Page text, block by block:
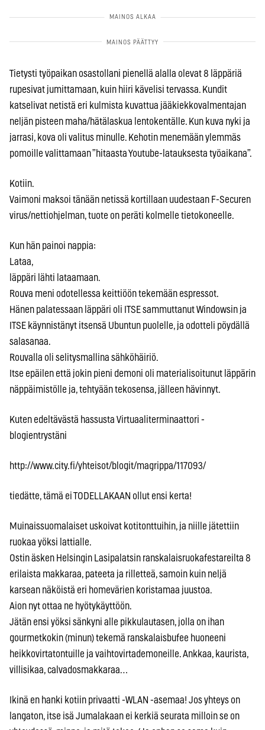
Tietysti työpaikan osastollani pienellä alalla olevat 8 läppäriä
rupesivat jumittamaan, kuin hiiri kävelisi tervassa. Kundit
katselivat netistä eri kulmista kuvattua jääkiekkovalmentajan
neljän pisteen maha/hätälaskua lentokentälle. Kun kuva nyki ja
jarrasi, kova oli valitus minulle. Kehotin menemään ylemmäs
pomoille valittamaan ”hitaasta Youtube-latauksesta työaikana”.
Kotiin.
Vaimoni maksoi tänään netissä kortillaan uudestaan F-Securen
virus/nettiohjelman, tuote on peräti kolmelle tietokoneelle.
Kun hän painoi nappia:
Lataa,
läppäri lähti lataamaan.
Rouva meni odotellessa keittiöön tekemään espressot.
Hänen palatessaan läppäri oli ITSE sammuttanut Windowsin ja
ITSE käynnistänyt itsensä Ubuntun puolelle, ja odotteli pöydällä
salasanaa.
Rouvalla oli selitysmallina sähköhäiriö.
Itse epäilen että jokin pieni demoni oli materialisoitunut läppärin
näppäimistölle ja, tehtyään tekosensa, jälleen hävinnyt.
Kuten edeltävästä hassusta Virtuaaliterminaattori -
blogientrystäni
http://www.city.fi/yhteisot/blogit/magrippa/117093/
tiedätte, tämä ei TODELLAKAAN ollut ensi kerta!
Muinaissuomalaiset uskoivat kotitonttuihin, ja niille jätettiin
ruokaa yöksi lattialle.
Ostin äsken Helsingin Lasipalatsin ranskalaisruokafestareilta 8
erilaista makkaraa, pateeta ja rilletteä, samoin kuin neljä
karsean näköistä eri homevärien koristamaa juustoa.
Aion nyt ottaa ne hyötykäyttöön.
Jätän ensi yöksi sänkyni alle pikkulautasen, jolla on ihan
gourmetkokin (minun) tekemä ranskalaisbufee huoneeni
heikkovirtatontuille ja vaihtovirtademoneille. Ankkaa, kaurista,
villisikaa, calvadosmakkaraa…
Ikinä en hanki kotiin privaatti -WLAN -asemaa! Jos yhteys on
langaton, itse isä Jumalakaan ei kerkiä seurata milloin se on